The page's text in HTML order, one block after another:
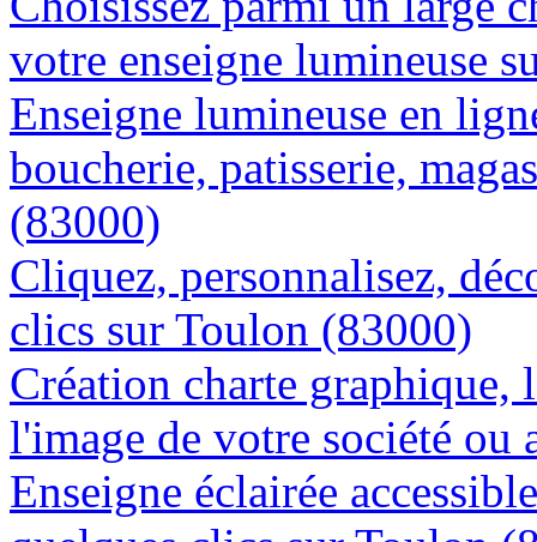
votre enseigne lumineuse
Enseigne lumineuse en
boucherie, patisserie,
(83000)
Cliquez, personnalisez,
clics sur Toulon (83000)
Création charte graphique,
l'image de votre société
Enseigne éclairée